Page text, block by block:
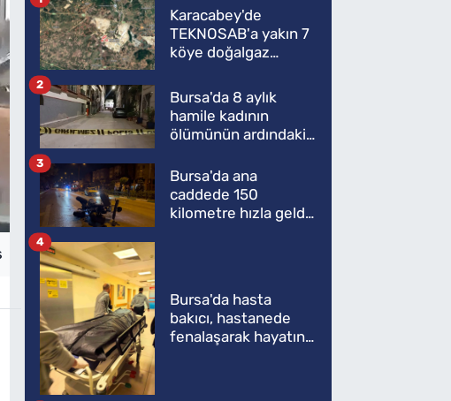
Karacabey'de
TEKNOSAB'a yakın 7
köye doğalgaz
Bursa'da 8 aylık
hamile kadının
ölümünün ardındaki
2
Bursa'da ana
caddede 150
kilometre hızla geldi,
3
Bursa'da hasta
bakıcı, hastanede
fenalaşarak hayatını
4